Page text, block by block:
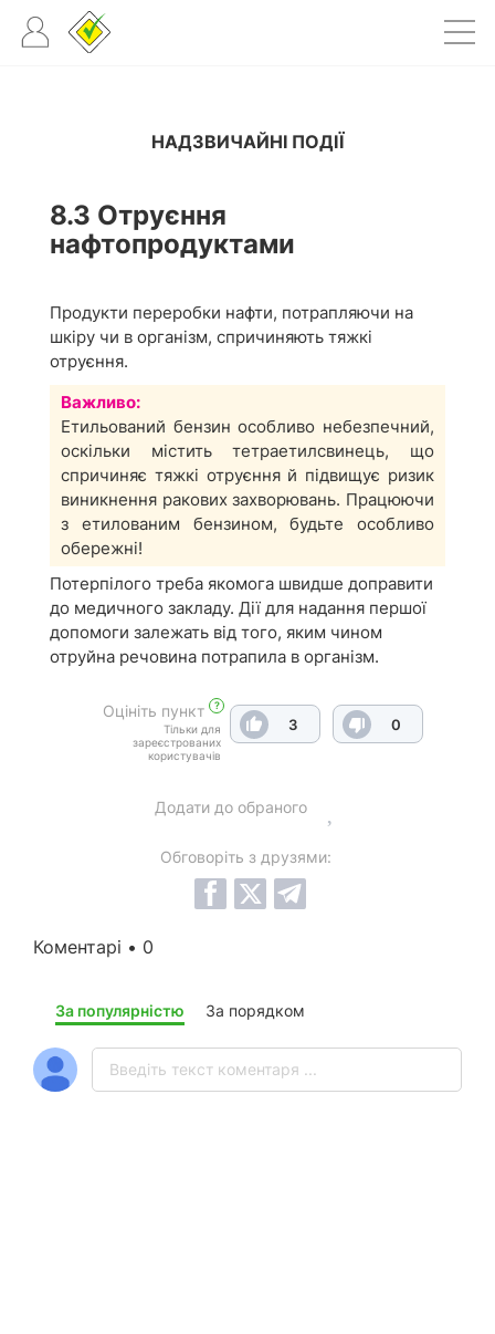
НАДЗВИЧАЙНІ ПОДІЇ
8.3 Отруєння
нафтопродуктами
Продукти переробки нафти, потрапляючи на
шкіру чи в організм, спричиняють тяжкі
отруєння.
Важливо:
Етильований бензин особливо небезпечний,
оскільки містить тетраетилсвинець, що
спричиняє тяжкі отруєння й підвищує ризик
виникнення ракових захворювань. Працюючи
з етилованим бензином, будьте особливо
обережні!
Потерпілого треба якомога швидше доправити
до медичного закладу. Дії для надання першої
допомоги залежать від того, яким чином
отруйна речовина потрапила в організм.
Оцініть пункт ?
Тільки для
зареєстрованих
користувачів
3 0
Додати до обраного
Обговоріть з друзями:
Коментарі • 0
За популярністю За порядком